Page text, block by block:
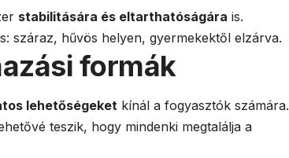
stabilitására és eltarthatóságára is.
száraz, hűvös helyen, gyermekektől elzárva.
formák
lehetőségeket kínál a fogyasztók számára.
teszik, hogy mindenki megtalálja a